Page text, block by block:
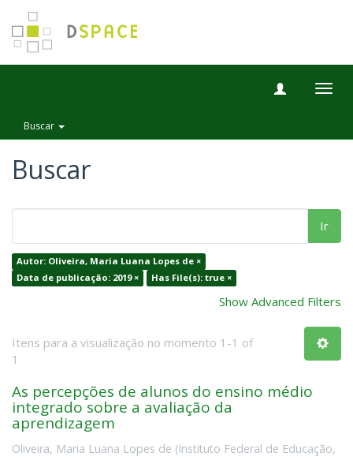
Buscar
Buscar
Ir
Autor: Oliveira, Maria Luana Lopes de ×
Data de publicação: 2019 ×
Has File(s): true ×
Show Advanced Filters
Itens para a visualização no momento 1-1 of
1
As percepções de alunos do ensino médio
integrado sobre a avaliação da
aprendizagem
Oliveira, Maria Luana Lopes de (Instituto Federal de Educação,